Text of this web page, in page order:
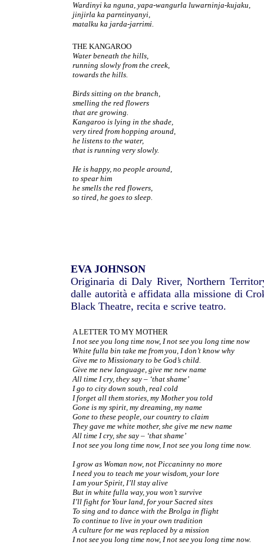
Wardinyi ka nguna, yapa-wangurla luwarninja-kujaku,
jinjirla ka parntinyanyi,
matalku ka jarda-jarrimi.
THE KANGAROO
Water beneath the hills,
running slowly from the creek,
towards the hills.
Birds sitting on the branch,
smelling the red flowers
that are growing.
Kangaroo is lying in the shade,
very tired from hopping around,
he listens to the water,
that is running very slowly.
He is happy, no people around,
to spear him
he smells the red flowers,
so tired, he goes to sleep.
EVA JOHNSON
Originaria di Daly River, Northern
dalle autorità e affidata alla missione di
Black Theatre, recita e scrive teatro.
A LETTER TO MY MOTHER
I not see you long time now, I not see you long time now
White fulla bin take me from you, I don’t know why
Give me to Missionary to be God’s child.
Give me new language, give me new name
All time I cry, they say – ‘that shame’
I go to city down south, real cold
I forget all them stories, my Mother you told
Gone is my spirit, my dreaming, my name
Gone to these people, our country to claim
They gave me white mother, she give me new name
All time I cry, she say – ‘that shame’
I not see you long time now, I not see you long time now.
I grow as Woman now, not Piccaninny no more
I need you to teach me your wisdom, your lore
I am your Spirit, I’ll stay alive
But in white fulla way, you won’t survive
I’ll fight for Your land, for your Sacred sites
To sing and to dance with the Brolga in flight
To continue to live in your own tradition
A culture for me was replaced by a mission
I not see you long time now, I not see you long time now.